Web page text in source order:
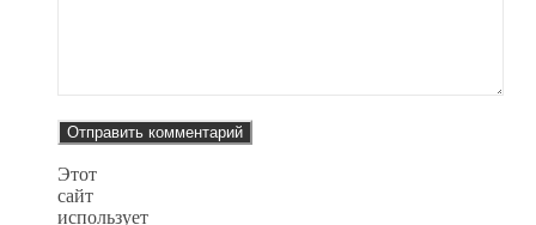
Этот
сайт
использует